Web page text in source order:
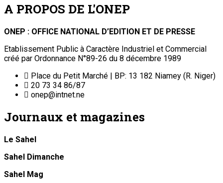
A PROPOS DE L'ONEP
ONEP : OFFICE NATIONAL D’EDITION ET DE PRESSE
Etablissement Public à Caractère Industriel et Commercial
créé par Ordonnance N°89-26 du 8 décembre 1989
Place du Petit Marché | BP: 13 182 Niamey (R. Niger)
20 73 34 86/87
onep@intnet.ne
Journaux et magazines
Le Sahel
Sahel Dimanche
Sahel Mag